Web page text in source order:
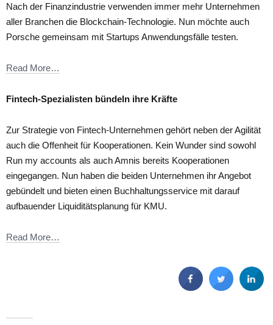
Nach der Finanzindustrie verwenden immer mehr Unternehmen
aller Branchen die Blockchain-Technologie. Nun möchte auch
Porsche gemeinsam mit Startups Anwendungsfälle testen.
Read More…
Fintech-Spezialisten bündeln ihre Kräfte
Zur Strategie von Fintech-Unternehmen gehört neben der Agilität
auch die Offenheit für Kooperationen. Kein Wunder sind sowohl
Run my accounts als auch Amnis bereits Kooperationen
eingegangen. Nun haben die beiden Unternehmen ihr Angebot
gebündelt und bieten einen Buchhaltungsservice mit darauf
aufbauender Liquiditätsplanung für KMU.
Read More…